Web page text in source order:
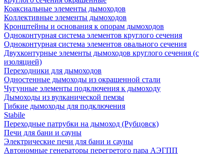
Коаксиальные элементы дымоходов
Коллективные элементы дымоходов
Кронштейны и основания к опорам дымоходов
Одноконтурная система элементов круглого сечения
Одноконтурная система элементов овального сечения
Двухконтурные элементы дымоходов круглого сечения (с
изоляцией)
Переходники для дымоходов
Одностенные дымоходы из окрашенной стали
Чугунные элементы подключения к дымоходу
Дымоходы из вулканической пемзы
Гибкие дымоходы для подключения
Stabile
Переходные патрубки на дымоход (Рубцовск)
Печи для бани и сауны
Электрические печи для бани и сауны
Автономные генераторы перегретого пара АЭГПП